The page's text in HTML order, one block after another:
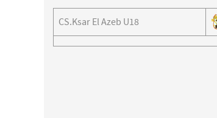
CS.Ksar El Azeb U18